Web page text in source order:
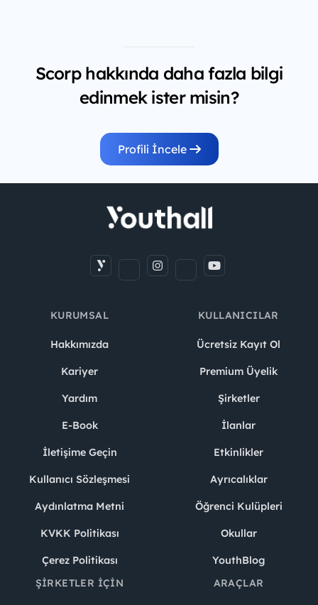
Scorp hakkında daha fazla bilgi
edinmek ister misin?
Profili İncele
KURUMSAL
Hakkımızda
Kariyer
Yardım
E-Book
İletişime Geçin
Kullanıcı Sözleşmesi
Aydınlatma Metni
KVKK Politikası
Çerez Politikası
KULLANICILAR
Ücretsiz Kayıt Ol
Premium Üyelik
Şirketler
İlanlar
Etkinlikler
Ayrıcalıklar
Öğrenci Kulüpleri
Okullar
YouthBlog
ŞIRKETLER İÇIN
ARAÇLAR